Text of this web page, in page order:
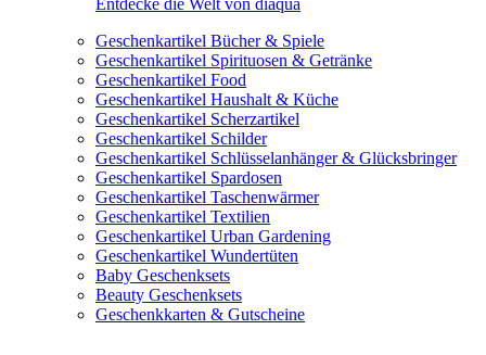
Entdecke die Welt von diaqua
Geschenkartikel Bücher & Spiele
Geschenkartikel Spirituosen & Getränke
Geschenkartikel Food
Geschenkartikel Haushalt & Küche
Geschenkartikel Scherzartikel
Geschenkartikel Schilder
Geschenkartikel Schlüsselanhänger & Glücksbringer
Geschenkartikel Spardosen
Geschenkartikel Taschenwärmer
Geschenkartikel Textilien
Geschenkartikel Urban Gardening
Geschenkartikel Wundertüten
Baby Geschenksets
Beauty Geschenksets
Geschenkkarten & Gutscheine